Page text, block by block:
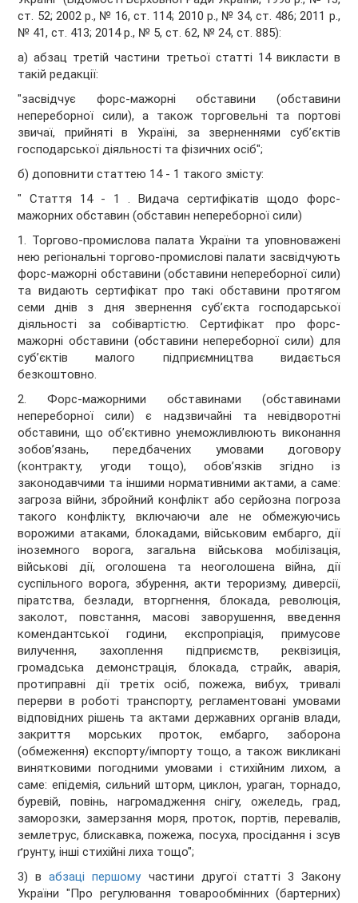
ст. 52; 2002 р., № 16, ст. 114; 2010 р., № 34, ст. 486; 2011 р.,
№ 41, ст. 413; 2014 р., № 5, ст. 62, № 24, ст. 885):
а) абзац третій частини третьої статті 14 викласти в
такій редакції:
"засвідчує форс-мажорні обставини (обставини
непереборної сили), а також торговельні та портові
звичаї, прийняті в Україні, за зверненнями суб’єктів
господарської діяльності та фізичних осіб";
б) доповнити статтею 14 - 1 такого змісту:
" Стаття 14 - 1 . Видача сертифікатів щодо форс-
мажорних обставин (обставин непереборної сили)
1. Торгово-промислова палата України та уповноважені
нею регіональні торгово-промислові палати засвідчують
форс-мажорні обставини (обставини непереборної сили)
та видають сертифікат про такі обставини протягом
семи днів з дня звернення суб’єкта господарської
діяльності за собівартістю. Сертифікат про форс-
мажорні обставини (обставини непереборної сили) для
суб’єктів малого підприємництва видається
безкоштовно.
2. Форс-мажорними обставинами (обставинами
непереборної сили) є надзвичайні та невідворотні
обставини, що об’єктивно унеможливлюють виконання
зобов’язань, передбачених умовами договору
(контракту, угоди тощо), обов’язків згідно із
законодавчими та іншими нормативними актами, а саме:
загроза війни, збройний конфлікт або серйозна погроза
такого конфлікту, включаючи але не обмежуючись
ворожими атаками, блокадами, військовим ембарго, дії
іноземного ворога, загальна військова мобілізація,
військові дії, оголошена та неоголошена війна, дії
суспільного ворога, збурення, акти тероризму, диверсії,
піратства, безлади, вторгнення, блокада, революція,
заколот, повстання, масові заворушення, введення
комендантської години, експропріація, примусове
вилучення, захоплення підприємств, реквізиція,
громадська демонстрація, блокада, страйк, аварія,
протиправні дії третіх осіб, пожежа, вибух, тривалі
перерви в роботі транспорту, регламентовані умовами
відповідних рішень та актами державних органів влади,
закриття морських проток, ембарго, заборона
(обмеження) експорту/імпорту тощо, а також викликані
винятковими погодними умовами і стихійним лихом, а
саме: епідемія, сильний шторм, циклон, ураган, торнадо,
буревій, повінь, нагромадження снігу, ожеледь, град,
заморозки, замерзання моря, проток, портів, перевалів,
землетрус, блискавка, пожежа, посуха, просідання і зсув
ґрунту, інші стихійні лиха тощо";
3) вабзаці першомучастини другої статті 3 Закону
України "Про регулювання товарообмінних (бартерних)